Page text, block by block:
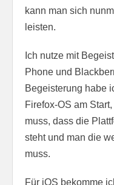
kann man sich
leisten.
Ich nutze mit
Phone und
Begeisterung habe
Firefox-OS am
muss, dass die
steht und man die
muss.
Für iOS bekomme